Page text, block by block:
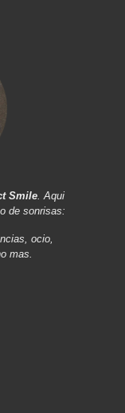
Smile. Aqui
de sonrisas:
ocio,
mas.